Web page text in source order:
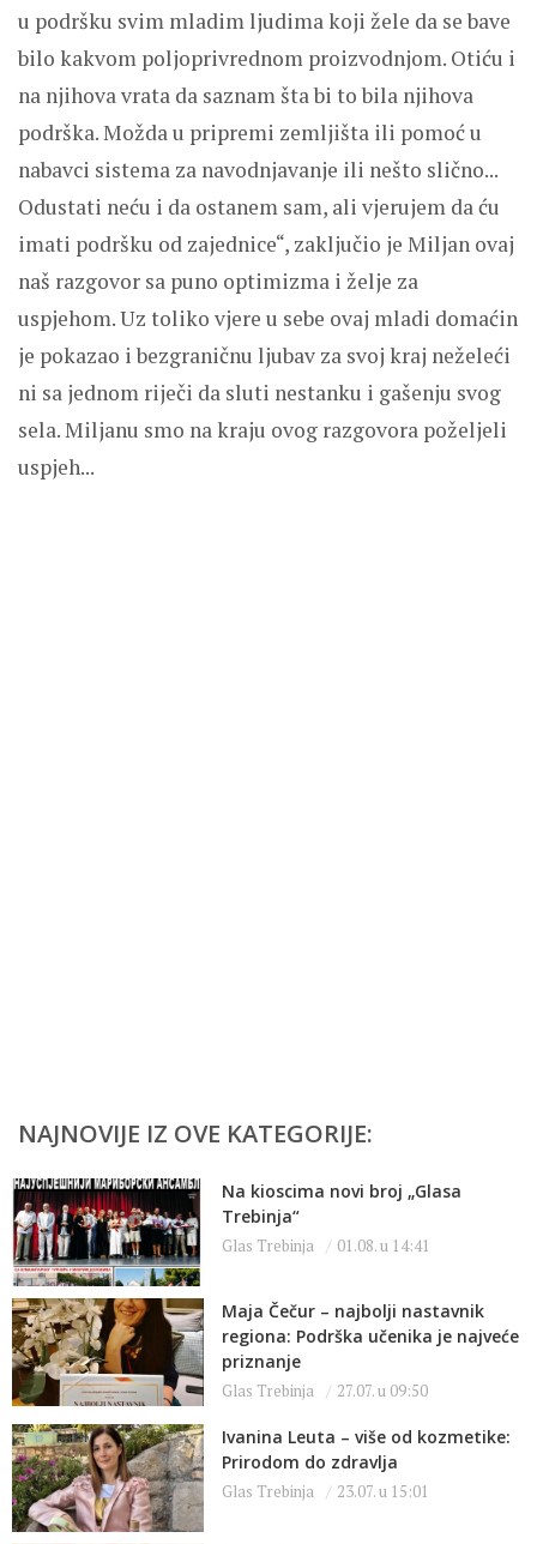
u podršku svim mladim ljudima koji žele da se bave
bilo kakvom poljoprivrednom proizvodnjom. Otiću i
na njihova vrata da saznam šta bi to bila njihova
podrška. Možda u pripremi zemljišta ili pomoć u
nabavci sistema za navodnjavanje ili nešto slično...
Odustati neću i da ostanem sam, ali vjerujem da ću
imati podršku od zajednice“, zaključio je Miljan ovaj
naš razgovor sa puno optimizma i želje za
uspjehom. Uz toliko vjere u sebe ovaj mladi domaćin
je pokazao i bezgraničnu ljubav za svoj kraj neželeći
ni sa jednom riječi da sluti nestanku i gašenju svog
sela. Miljanu smo na kraju ovog razgovora poželjeli
uspjeh...
NAJNOVIJE IZ OVE KATEGORIJE:
Na kioscima novi broj „Glasa
Trebinja“
Glas Trebinja 01.08. u 14:41
Maja Čečur – najbolji nastavnik
regiona: Podrška učenika je najveće
priznanje
Glas Trebinja 27.07. u 09:50
Ivanina Leuta – više od kozmetike:
Prirodom do zdravlja
Glas Trebinja 23.07. u 15:01